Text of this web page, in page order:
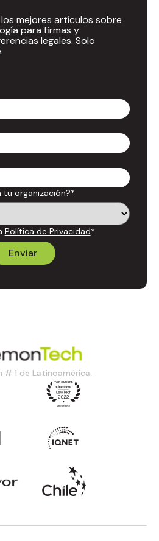
mejores artículos sobre
para firmas y
legales. Solo
tu organización?*
Política de Privacidad*
# 1 de Latinoamérica.